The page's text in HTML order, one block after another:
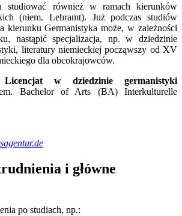
studiować również w ramach kierunków
(niem. Lehramt). Już podczas studiów
kierunku Germanistyka może, w zależności
nastąpić specjalizacja, np. w dziedzinie
literatury niemieckiej począwszy od XV
dla obcokrajowców.
Licencjat w dziedzinie germanistyki
Bachelor of Arts (BA) Interkulturelle
i główne
po studiach, np.: